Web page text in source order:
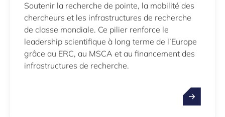
Soutenir la recherche de pointe, la mobilité des
chercheurs et les infrastructures de recherche
de classe mondiale. Ce pilier renforce le
leadership scientifique à long terme de l’Europe
grâce au ERC, au MSCA et au financement des
infrastructures de recherche.